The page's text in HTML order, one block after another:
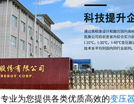
专业为您提供各类优质高效的变压